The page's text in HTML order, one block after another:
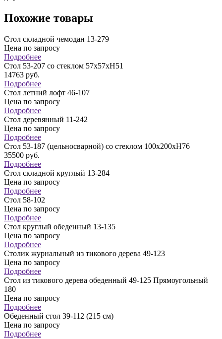
Похожие товары
Стол складной чемодан 13-279
Цена по запросу
Подробнее
Стол 53-207 со стеклом 57х57хН51
14763 руб.
Подробнее
Стол летний лофт 46-107
Цена по запросу
Подробнее
Стол деревянный 11-242
Цена по запросу
Подробнее
Стол 53-187 (цельносварной) со стеклом 100х200хH76
35500 руб.
Подробнее
Стол складной круглый 13-284
Цена по запросу
Подробнее
Стол 58-102
Цена по запросу
Подробнее
Стол круглый обеденный 13-135
Цена по запросу
Подробнее
Столик журнальный из тикового дерева 49-123
Цена по запросу
Подробнее
Стол из тикового дерева обеденный 49-125 Прямоугольный
180
Цена по запросу
Подробнее
Обеденный стол 39-112 (215 см)
Цена по запросу
Подробнее